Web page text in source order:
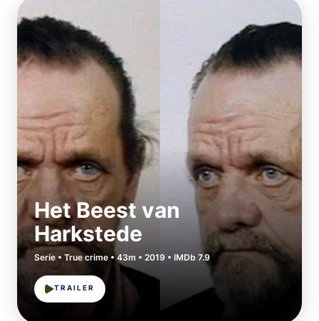
Het Beest van
Harkstede
Serie • True crime • 43m • 2019 • IMDb 7.9
TRAILER